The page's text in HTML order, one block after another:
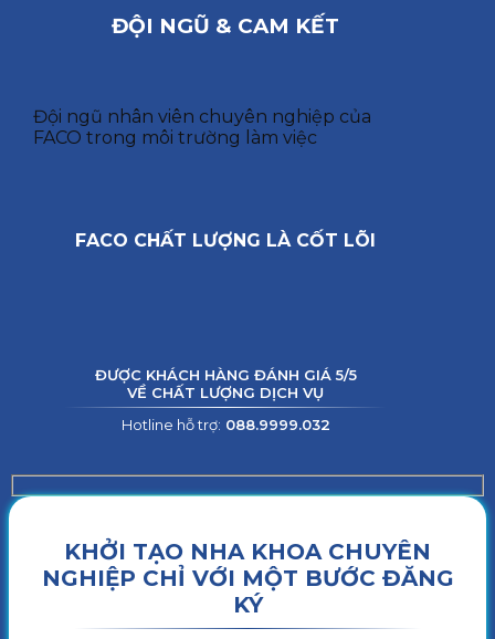
ĐỘI NGŨ & CAM KẾT
Đội ngũ nhân viên chuyên nghiệp của
FACO trong môi trường làm việc
FACO CHẤT LƯỢNG LÀ CỐT LÕI
ĐƯỢC KHÁCH HÀNG ĐÁNH GIÁ 5/5
VỀ CHẤT LƯỢNG DỊCH VỤ
Hotline hỗ trợ: 088.9999.032
KHỞI TẠO NHA KHOA CHUYÊN
NGHIỆP CHỈ VỚI MỘT BƯỚC ĐĂNG
KÝ